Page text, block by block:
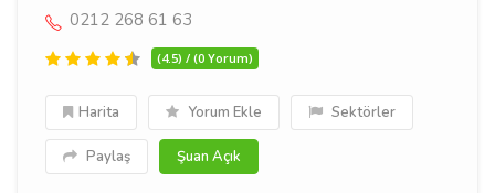
0212 268 61 63
(4.5) / (0 Yorum)
Harita Yorum Ekle Sektörler
Paylaş Şuan Açık